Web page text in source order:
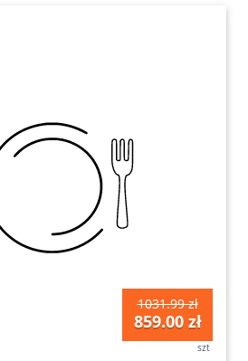
1031.99 zł
859.00 zł
szt